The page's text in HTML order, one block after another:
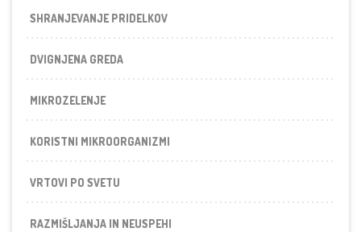
SHRANJEVANJE PRIDELKOV
DVIGNJENA GREDA
MIKROZELENJE
KORISTNI MIKROORGANIZMI
VRTOVI PO SVETU
RAZMIŠLJANJA IN NEUSPEHI